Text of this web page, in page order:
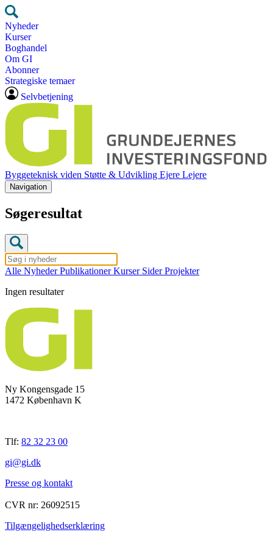
Nyheder
Kurser
Boghandel
Om GI
Abonner
Strategiske temaer
Selvbetjening
Byggeteknisk viden Støtte & Udvikling Ejere Lejere
Navigation
Søgeresultat
Alle NyhederPublikationerKurser SiderProjekter
Ingen resultater
Ny Kongensgade 15
1472 København K
Tlf: 82 32 23 00
gi@gi.dk
Presse og kontakt
CVR nr: 26092515
Tilgængelighedserklæring